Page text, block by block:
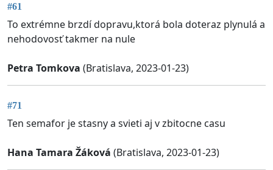
#61
To extrémne brzdí dopravu,ktorá bola doteraz plynulá a
nehodovosť takmer na nule
Petra Tomkova (Bratislava, 2023-01-23)
#71
Ten semafor je stasny a svieti aj v zbitocne casu
Hana Tamara Žáková (Bratislava, 2023-01-23)